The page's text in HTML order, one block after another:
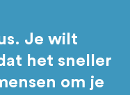
Je wilt
het sneller
om je